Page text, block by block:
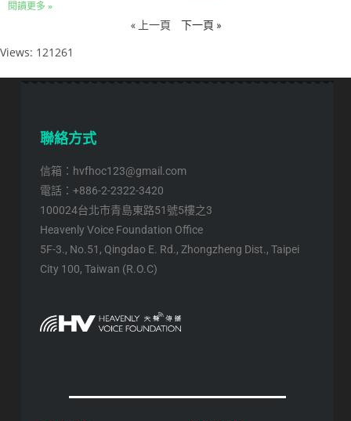
閱讀更多 »
« 上一頁
下一頁 »
Views: 121261
聯絡方式
信箱：hvfhoc123@gmail.com
電話：+886-2-2322-3420
100024台北市青島東路51號5樓之3
Heavenly Voice Foundation Office
5F-3., No.51, Qingdao E. Rd., Zhongzheng Dist., Taipei
City 100, Taiwan (R.O.C)